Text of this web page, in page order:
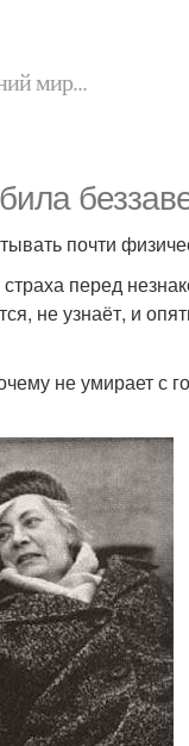
мир...
почти
страха перед
не узнаёт, и
не умирает с